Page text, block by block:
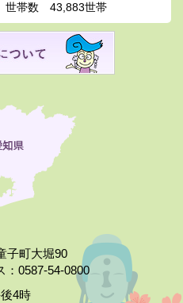
子町大堀90
0587-54-0800
4時
世帯数
43,883世帯